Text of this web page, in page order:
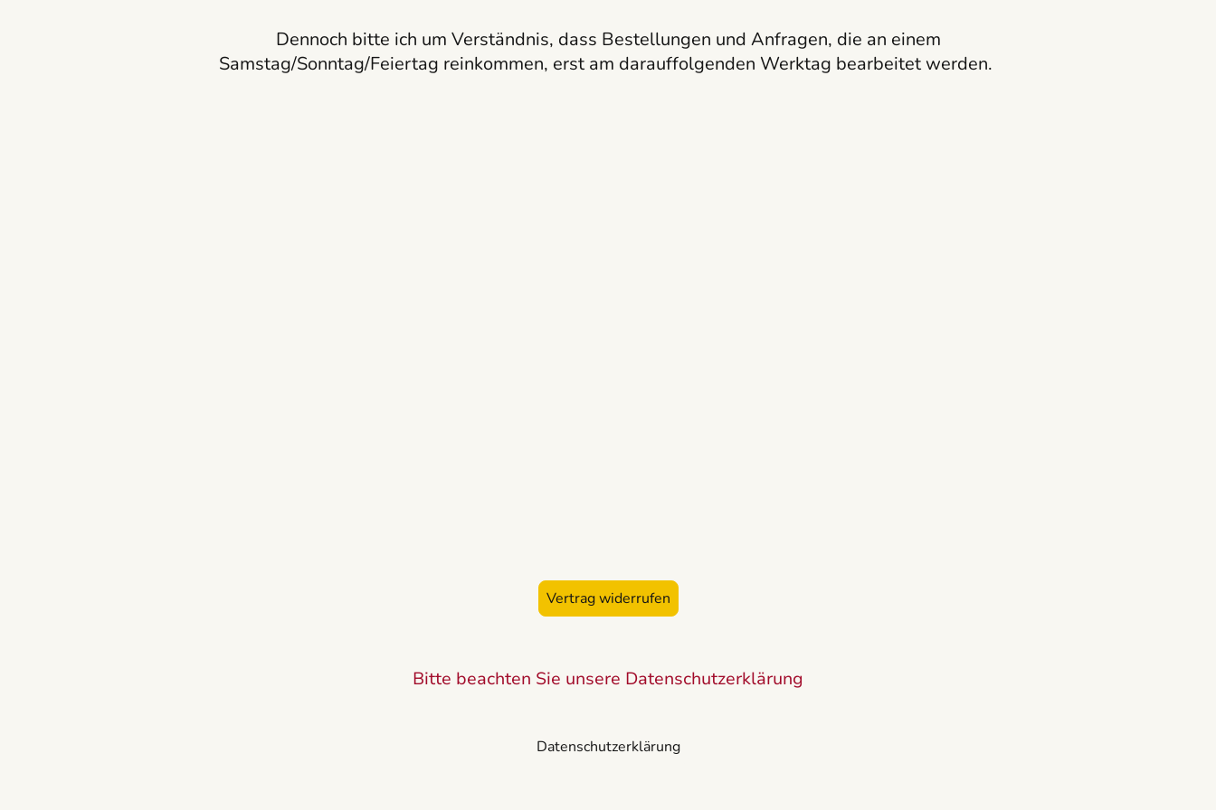
Dennoch bitte ich um Verständnis, dass Bestellungen und Anfragen, die an einem
Samstag/Sonntag/Feiertag reinkommen, erst am darauffolgenden Werktag bearbeitet werden.
Vertrag widerrufen
Bitte beachten Sie unsere Datenschutzerklärung
Datenschutzerklärung